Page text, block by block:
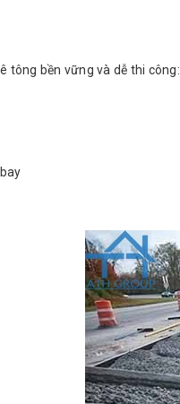
tông bền vững và dễ thi công: